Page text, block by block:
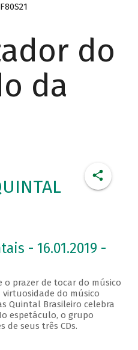
do
da
- 16.01.2019 -
prazer de tocar do músico
do músico
Quintal Brasileiro celebra
espetáculo, o grupo
de seus três CDs.